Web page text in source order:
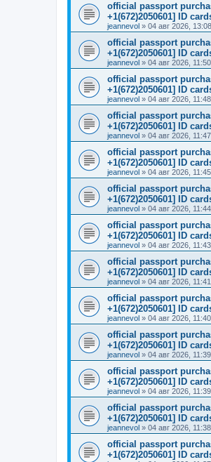
official passport
+1(672)2050601] ID
jeannevol » 04 авг 2026, 13:08
official passport
+1(672)2050601] ID
jeannevol » 04 авг 2026, 11:50
official passport
+1(672)2050601] ID
jeannevol » 04 авг 2026, 11:48
official passport
+1(672)2050601] ID
jeannevol » 04 авг 2026, 11:47
official passport
+1(672)2050601] ID
jeannevol » 04 авг 2026, 11:45
official passport
+1(672)2050601] ID
jeannevol » 04 авг 2026, 11:44
official passport
+1(672)2050601] ID
jeannevol » 04 авг 2026, 11:43
official passport
+1(672)2050601] ID
jeannevol » 04 авг 2026, 11:41
official passport
+1(672)2050601] ID
jeannevol » 04 авг 2026, 11:40
official passport
+1(672)2050601] ID
jeannevol » 04 авг 2026, 11:39
official passport
+1(672)2050601] ID
jeannevol » 04 авг 2026, 11:39
official passport
+1(672)2050601] ID
jeannevol » 04 авг 2026, 11:38
official passport
+1(672)2050601] ID